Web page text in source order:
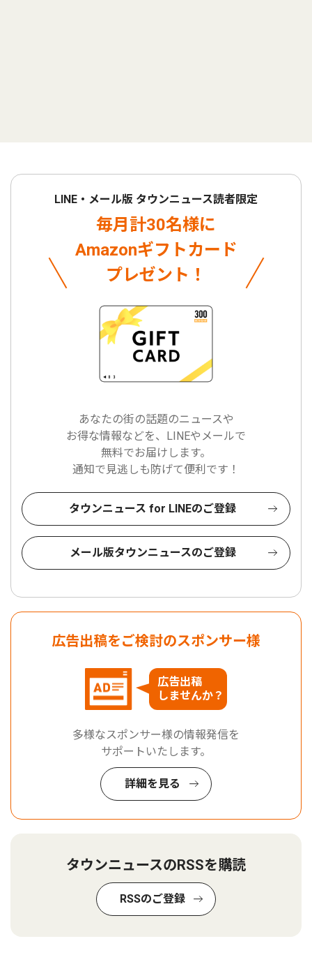
LINE・メール版 タウンニュース読者限定
毎月計30名様に
Amazonギフトカード
プレゼント！
あなたの街の話題のニュースや
お得な情報などを、LINEやメールで
無料でお届けします。
通知で見逃しも防げて便利です！
タウンニュース for LINEのご登録
メール版タウンニュースのご登録
広告出稿をご検討のスポンサー様
広告出稿
しませんか？
多様なスポンサー様の情報発信を
サポートいたします。
詳細を見る
タウンニュースのRSSを購読
RSSのご登録